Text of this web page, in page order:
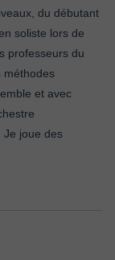
du débutant
soliste lors de
professeurs du
méthodes
et avec
Je joue des